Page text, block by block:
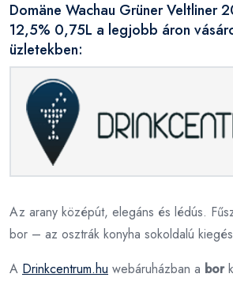
Domäne Wachau Grüner Veltliner
12,5% 0,75L a legjobb áron
üzletekben:
Az arany középút, elegáns és lédús.
bor – az osztrák konyha sokoldalú
A Drinkcentrum.hu webáruházban a bor